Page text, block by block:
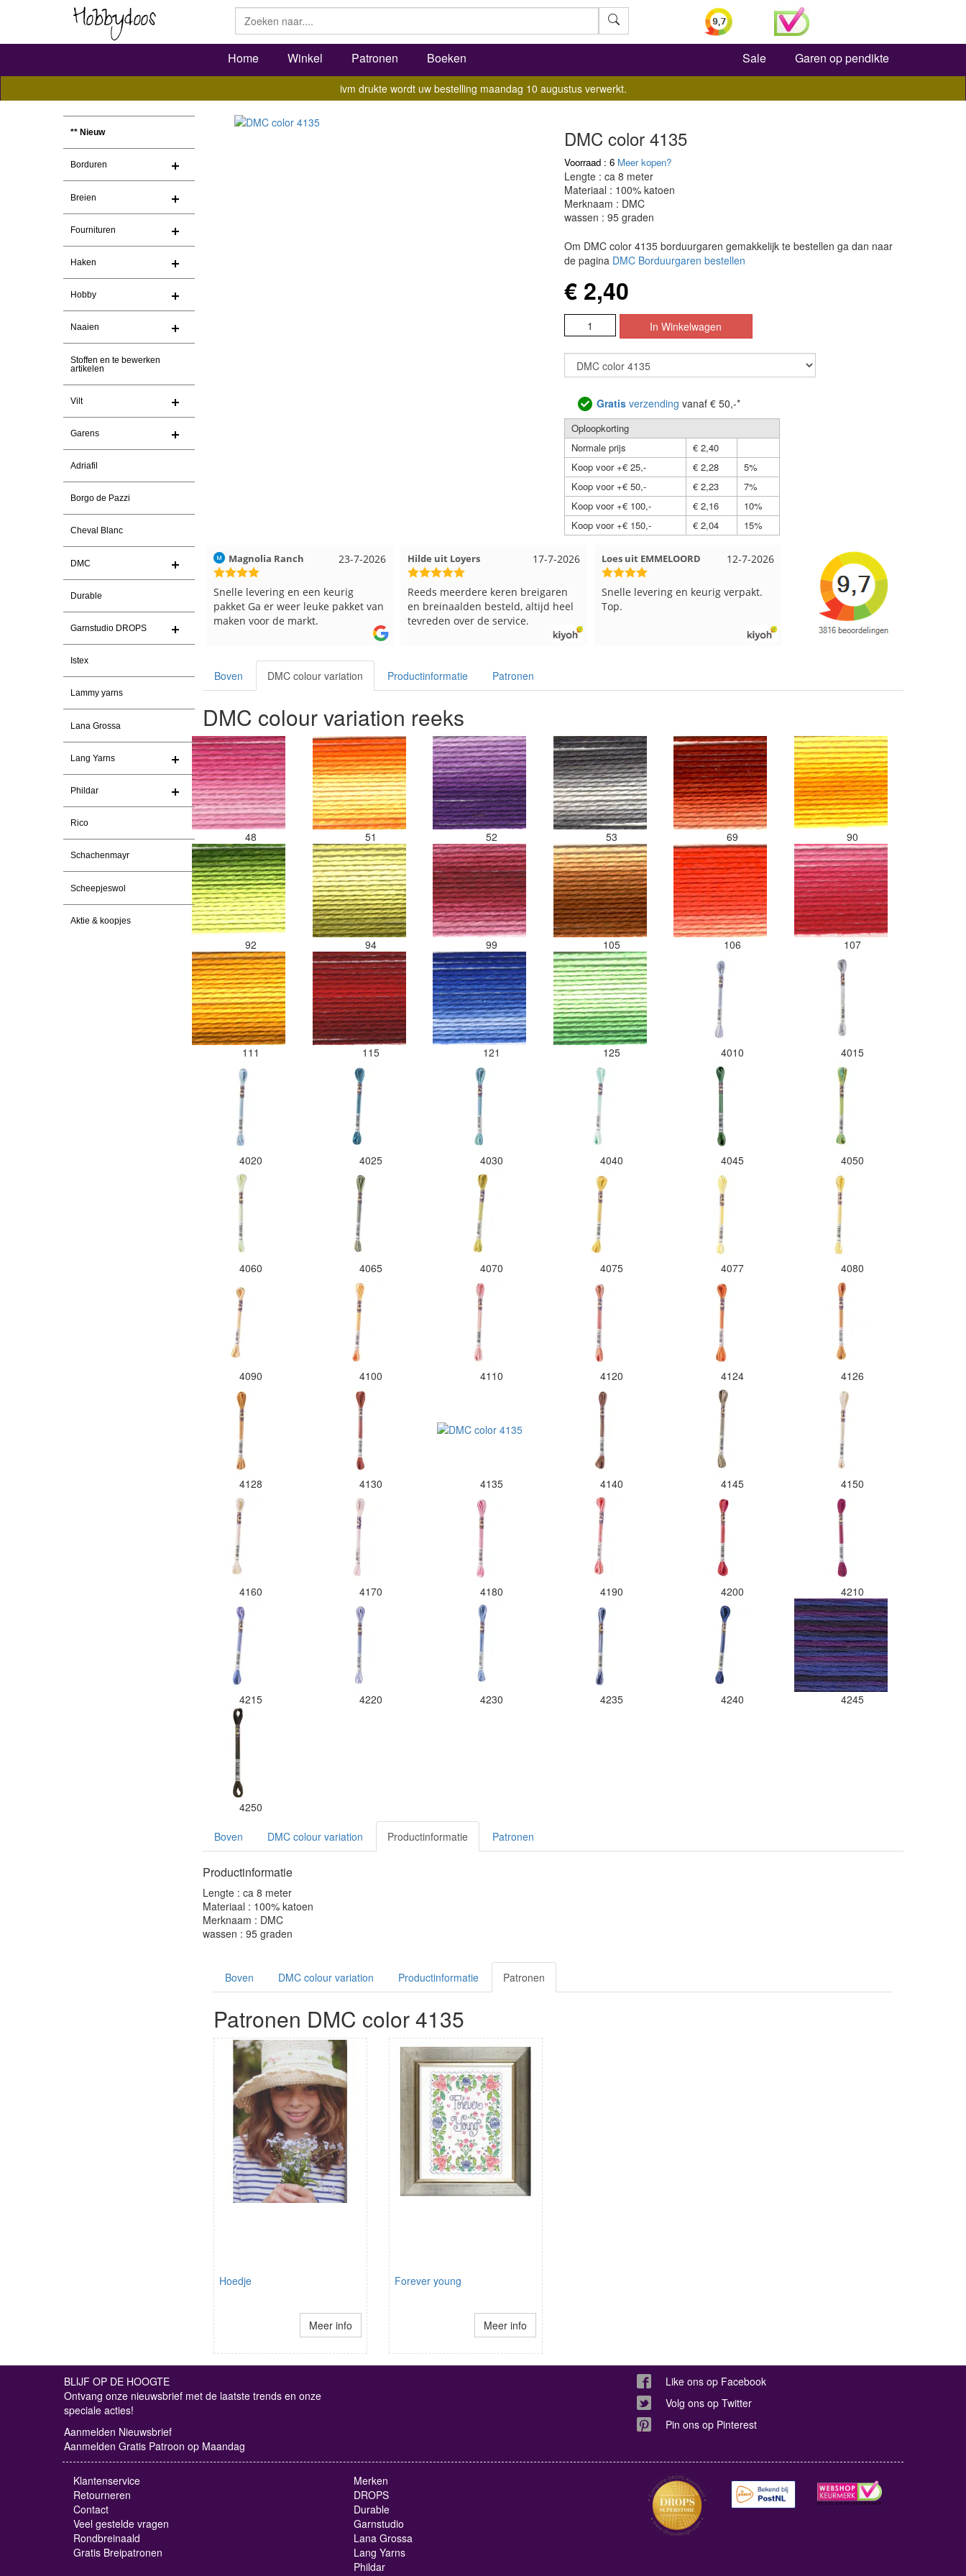
Zoeken
Home Winkel Patronen Boeken Sale Garen op pendikte
ivm drukte wordt uw bestelling maandag 10 augustus verwerkt.
** Nieuw
Borduren
Breien
Fournituren
Haken
Hobby
Naaien
Stoffen en te bewerken
artikelen
Vilt
Garens
Adriafil
Borgo de Pazzi
Cheval Blanc
DMC
Durable
Garnstudio DROPS
Istex
Lammy yarns
Lana Grossa
Lang Yarns
Phildar
Rico
Schachenmayr
Scheepjeswol
Aktie & koopjes
DMC color 4135
Voorraad : 6 Meer kopen?
Lengte : ca 8 meter
Materiaal : 100% katoen
Merknaam : DMC
wassen : 95 graden
Om DMC color 4135 borduurgaren gemakkelijk te bestellen ga dan naar
de pagina DMC Borduurgaren bestellen
€ 2,40
Gratisverzending vanaf € 50,-*
Oploopkorting
Normale prijs
€ 2,40
Koop voor +€ 25,-
€ 2,28
5%
Koop voor +€ 50,-
€ 2,23
7%
Koop voor +€ 100,-
€ 2,16
10%
Koop voor +€ 150,-
€ 2,04 15%
30-7-2026
Christel Vanderlinden
Snelle levering. En prima garen
23-7-2026
Magnolia Ranch
Snelle levering en een keurig
pakket Ga er weer leuke pakket van
maken voor de markt.
17-7-2026
Hilde uit Loyers
Reeds meerdere keren breigaren
en breinaalden besteld, altijd heel
tevreden over de service.
12-7-2026
Loes uit EMMELOORD
Snelle levering en keurig verpakt.
Top.
Nell uit Beuningen
Goed verpakt en snelgeleverd
Boven DMC colour variation Productinformatie Patronen
DMC colour variation reeks
48 51 52 53 69 90
92 94 99 105 106 107
111 115 121 125 4010 4015
4020 4025 4030 4040 4045 4050
4060 4065 4070 4075 4077 4080
4090 4100 4110 4120 4124 4126
4128 4130 4135 4140 4145 4150
4160 4170 4180 4190 4200 4210
4215 4220 4230 4235 4240 4245
4250
Boven DMC colour variation Productinformatie Patronen
Productinformatie
Lengte : ca 8 meter
Materiaal : 100% katoen
Merknaam : DMC
wassen : 95 graden
Boven DMC colour variation Productinformatie Patronen
Patronen DMC color 4135
Hoedje
Meer info
Forever young
Meer info
BLIJF OP DE HOOGTE
Ontvang onze nieuwsbrief met de laatste trends en onze
speciale acties!
Aanmelden Nieuwsbrief
Aanmelden Gratis Patroon op Maandag
Like ons op Facebook
Volg ons op Twitter
Pin ons op Pinterest
Klantenservice
Retourneren
Contact
Veel gestelde vragen
Rondbreinaald
Gratis Breipatronen
Merken
DROPS
Durable
Garnstudio
Lana Grossa
Lang Yarns
Phildar